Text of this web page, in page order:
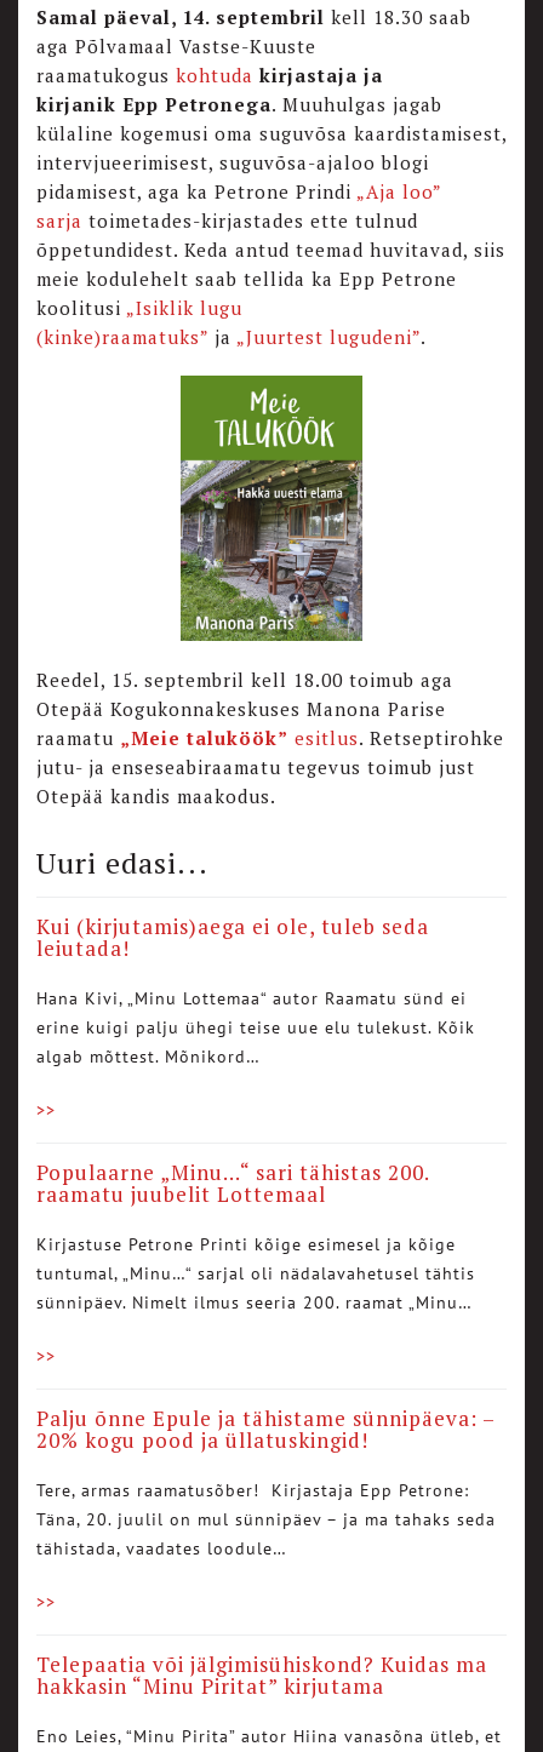
Samal päeval, 14. septembril kell 18.30 saab
aga Põlvamaal Vastse-Kuuste
raamatukogus kohtuda kirjastaja ja
kirjanik Epp Petronega. Muuhulgas jagab
külaline kogemusi oma suguvõsa kaardistamisest,
intervjueerimisest, suguvõsa-ajaloo blogi
pidamisest, aga ka Petrone Prindi „Aja loo”
sarja toimetades-kirjastades ette tulnud
õppetundidest. Keda antud teemad huvitavad, siis
meie kodulehelt saab tellida ka Epp Petrone
koolitusi „Isiklik lugu
(kinke)raamatuks” ja „Juurtest lugudeni”.
Reedel, 15. septembril kell 18.00 toimub aga
Otepää Kogukonnakeskuses Manona Parise
raamatu „Meie taluköök” esitlus. Retseptirohke
jutu- ja enseseabiraamatu tegevus toimub just
Otepää kandis maakodus.
Uuri edasi...
Kui (kirjutamis)aega ei ole, tuleb seda
leiutada!
Hana Kivi, „Minu Lottemaa“ autor Raamatu sünd ei
erine kuigi palju ühegi teise uue elu tulekust. Kõik
algab mõttest. Mõnikord…
>>
Populaarne „Minu…“ sari tähistas 200.
raamatu juubelit Lottemaal
Kirjastuse Petrone Printi kõige esimesel ja kõige
tuntumal, „Minu…“ sarjal oli nädalavahetusel tähtis
sünnipäev. Nimelt ilmus seeria 200. raamat „Minu…
>>
Palju õnne Epule ja tähistame sünnipäeva: –
20% kogu pood ja üllatuskingid!
Tere, armas raamatusõber! Kirjastaja Epp Petrone:
Täna, 20. juulil on mul sünnipäev – ja ma tahaks seda
tähistada, vaadates loodule…
>>
Telepaatia või jälgimisühiskond? Kuidas ma
hakkasin “Minu Piritat” kirjutama
Eno Leies, “Minu Pirita” autor Hiina vanasõna ütleb, et